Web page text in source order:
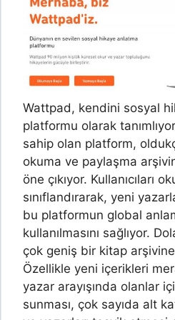
Wattpad, kendini sosyal
platformu olarak
sahip olan platform,
okuma ve paylaşma
öne çıkıyor. Kullanıcıları
sınıflandırarak, yeni
bu platformun global
kullanılmasını sağlıyor.
çok geniş bir kitap
Özellikle yeni içerikleri
yazar arayışında olanlar
sunması, çok sayıda alt